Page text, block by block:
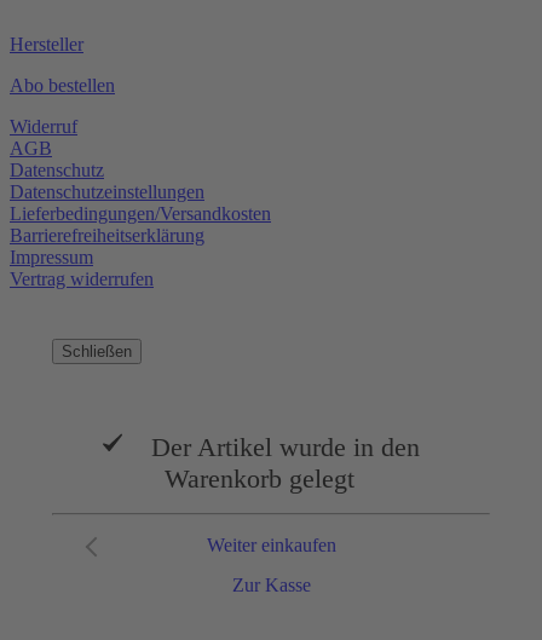
Hersteller
Abo bestellen
Widerruf
AGB
Datenschutz
Datenschutzeinstellungen
Lieferbedingungen/Versandkosten
Barrierefreiheitserklärung
Impressum
Vertrag widerrufen
Schließen
Der Artikel wurde in den
Warenkorb gelegt
Zur Kasse
Weiter einkaufen